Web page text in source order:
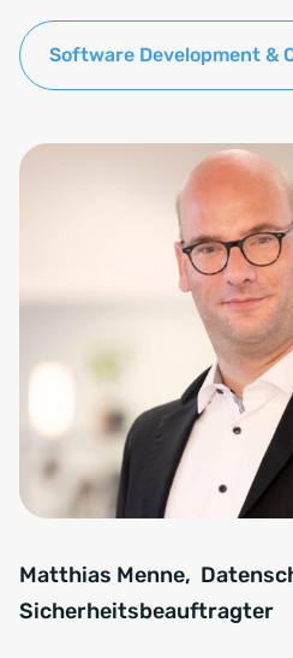
Software Development &
Matthias Menne,
Sicherheitsbeauftragter